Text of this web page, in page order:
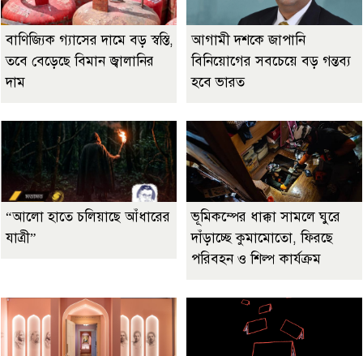
বাণিজ্যিক গ্যাসের দামে বড় স্বস্তি,
তবে বেড়েছে বিমান জ্বালানির
দাম
আগামী দশকে জাপানি
বিনিয়োগের সবচেয়ে বড় গন্তব্য
হবে ভারত
“আলো হাতে চলিয়াছে আঁধারের
যাত্রী”
ভূমিকম্পের ধাক্কা সামলে ঘুরে
দাঁড়াচ্ছে কুমামোতো, ফিরছে
পরিবহন ও শিল্প কার্যক্রম